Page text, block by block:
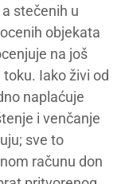
stečenih u
objekata
na još
Iako živi od
naplaćuje
i venčanje
sve to
računu don